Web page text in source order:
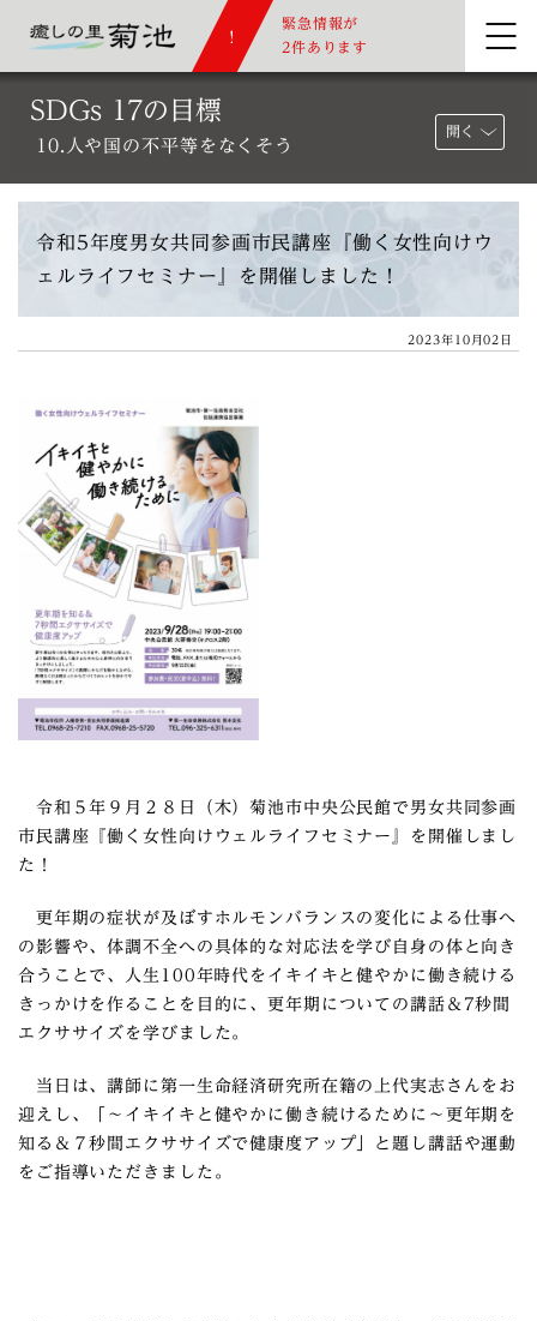
緊急情報が
2件あります
SDGs 17の目標
10.人や国の不平等をなくそう
開く
令和5年度男女共同参画市民講座『働く女性向けウ
ェルライフセミナー』を開催しました！
2023年10月02日
令和５年９月２８日（木）菊池市中央公民館で男女共同参画
市民講座『働く女性向けウェルライフセミナー』を開催しまし
た！
更年期の症状が及ぼすホルモンバランスの変化による仕事へ
の影響や、体調不全への具体的な対応法を学び自身の体と向き
合うことで、人生100年時代をイキイキと健やかに働き続ける
きっかけを作ることを目的に、更年期についての講話＆7秒間
エクササイズを学びました。
当日は、講師に第一生命経済研究所在籍の上代実志さんをお
迎えし、「
～イキイキと健やかに働き続けるために～ 更年期を
知る＆７秒間エクササイズで健康度アッ プ」
と題し講話や運動
をご指導いただきました。